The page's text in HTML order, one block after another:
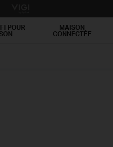
POUR MAISON
CONNECTÉE